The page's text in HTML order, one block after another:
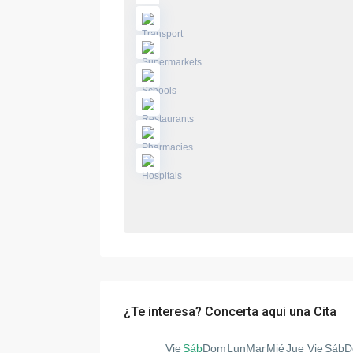
¿Te interesa? Concerta aqui una Cita
VieSábDomLunMarMiéJue Vie Sáb